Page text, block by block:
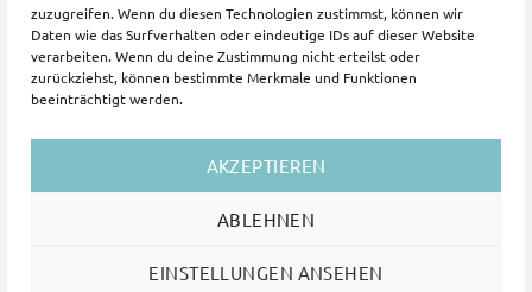
zuzugreifen. Wenn du diesen Technologien zustimmst, können wir
Daten wie das Surfverhalten oder eindeutige IDs auf dieser Website
verarbeiten. Wenn du deine Zustimmung nicht erteilst oder
zurückziehst, können bestimmte Merkmale und Funktionen
beeinträchtigt werden.
AKZEPTIEREN
ABLEHNEN
EINSTELLUNGEN ANSEHEN
PayPal
Bank
Copyright 2026 ©Happy Karma